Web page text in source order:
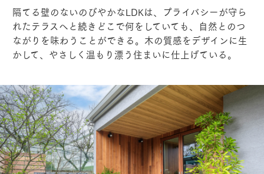
隔てる壁のないのびやかなLDKは、プライバシーが守ら
れたテラスへと続きどこで何をしていても、自然とのつ
ながりを味わうことができる。木の質感をデザインに生
かして、やさしく温もり漂う住まいに仕上げている。